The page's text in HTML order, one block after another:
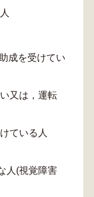
成を受けてい
又は，運転
ている人
人(視覚障害